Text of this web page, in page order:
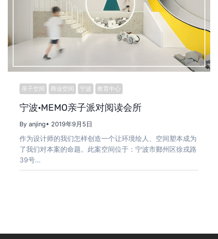
亲子空间 商业空间 宁波 教育中心
宁波·MEMO亲子派对阅读会所
By anjing• 2019年9月5日
作为设计师的我们怎样创造一个让环境绘人、空间塑本成为
了我们对本案的命题。此案空间位于：宁波市鄞州区徐戎路
39号…